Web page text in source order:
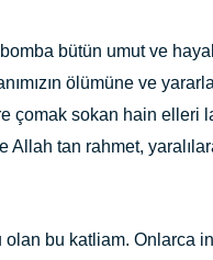
bomba bütün umut ve
ölümüne ve
çomak sokan hain elleri
Allah tan rahmet,
bu katliam. Onlarca